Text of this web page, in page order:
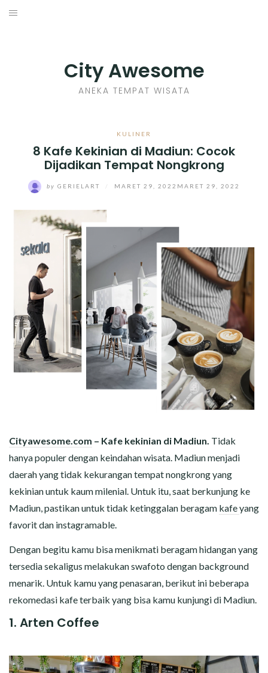
Skip
City Awesome
ANEKA TEMPAT WISATA
KULINER
8 Kafe Kekinian di Madiun: Cocok
Dijadikan Tempat Nongkrong
by GERIELART MARET 29, 2022 MARET 29, 2022
Cityawesome.com – Kafe kekinian di Madiun. Tidak
hanya populer dengan keindahan wisata. Madiun menjadi
daerah yang tidak kekurangan tempat nongkrong yang
kekinian untuk kaum milenial. Untuk itu, saat berkunjung ke
Madiun, pastikan untuk tidak ketinggalan beragam kafeyang
favorit dan instagramable.
Dengan begitu kamu bisa menikmati beragam hidangan yang
tersedia sekaligus melakukan swafoto dengan background
menarik. Untuk kamu yang penasaran, berikut ini beberapa
rekomedasi kafe terbaik yang bisa kamu kunjungi di Madiun.
1. Arten Coffee
SENI KERAJINAN
INFO GAMES
MOVIES REVIEW